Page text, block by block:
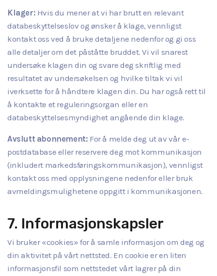
Klager: Hvis du mener at vi har brutt en relevant
databeskyttelseslov og ønsker å klage, vennligst
kontakt oss ved å bruke detaljene nedenfor og gi oss
alle detaljer om det påståtte bruddet. Vi vil snarest
undersøke klagen din og svare deg skriftlig med
resultatet av undersøkelsen og hvilke tiltak vi vil
iverksette for å håndtere klagen din. Du har også rett til
å kontakte et reguleringsorgan eller en
databeskyttelsesmyndighet angående din klage.
Avslutt abonnement: For å melde deg ut av vår e-
postdatabase eller reservere deg mot kommunikasjon
(inkludert markedsføringskommunikasjon), vennligst
kontakt oss med opplysningene nedenfor eller bruk
avmeldingsmulighetene oppgitt i kommunikasjonen.
7. Informasjonskapsler
Vi bruker «cookies» for å samle informasjon om deg og
din aktivitet på vårt nettsted. En cookie er en liten
informasjonsfil som nettstedet vårt lagrer på din